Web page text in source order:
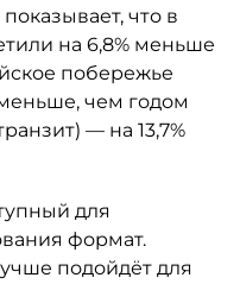
что в
на 6,8% меньше
побережье
чем годом
— на 13,7%
для
формат.
подойдёт для